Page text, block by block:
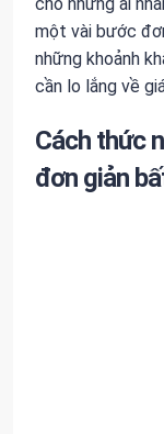
một vài bước
những khoảnh
cần lo lắng về
Cách thức
đơn giản